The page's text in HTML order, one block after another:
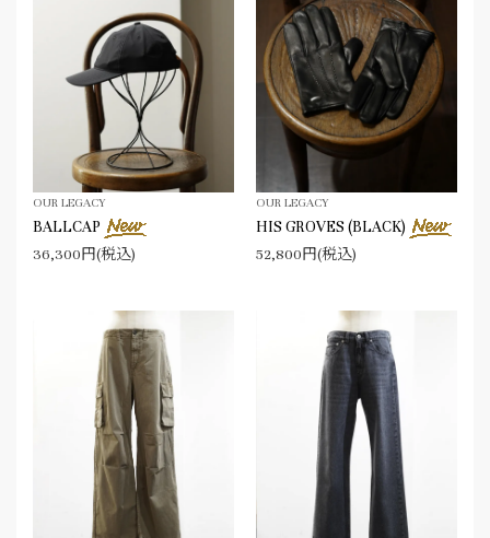
OUR LEGACY
BALLCAP
36,300円(税込)
OUR LEGACY
HIS GROVES (BLACK)
52,800円(税込)